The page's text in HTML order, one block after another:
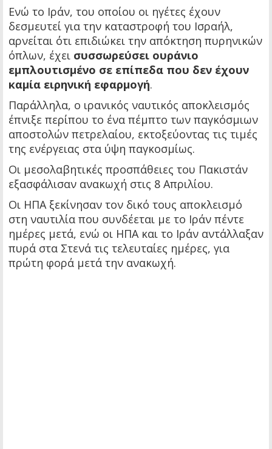
Ενώ το Ιράν, του οποίου οι ηγέτες έχουν
δεσμευτεί για την καταστροφή του Ισραήλ,
αρνείται ότι επιδιώκει την απόκτηση πυρηνικών
όπλων, έχει συσσωρεύσει ουράνιο
εμπλουτισμένο σε επίπεδα που δεν έχουν
καμία ειρηνική εφαρμογή.
Παράλληλα, ο ιρανικός ναυτικός αποκλεισμός
έπνιξε περίπου το ένα πέμπτο των παγκόσμιων
αποστολών πετρελαίου, εκτοξεύοντας τις τιμές
της ενέργειας στα ύψη παγκοσμίως.
Οι μεσολαβητικές προσπάθειες του Πακιστάν
εξασφάλισαν ανακωχή στις 8 Απριλίου.
Οι ΗΠΑ ξεκίνησαν τον δικό τους αποκλεισμό
στη ναυτιλία που συνδέεται με το Ιράν πέντε
ημέρες μετά, ενώ οι ΗΠΑ και το Ιράν αντάλλαξαν
πυρά στα Στενά τις τελευταίες ημέρες, για
πρώτη φορά μετά την ανακωχή.